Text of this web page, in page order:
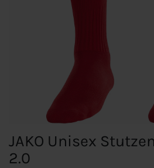
JAKO Unisex
2.0